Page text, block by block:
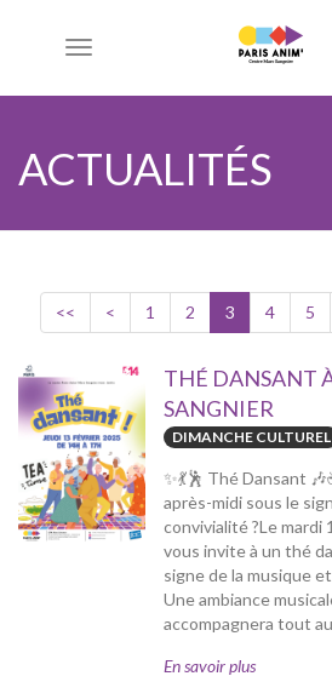
Toggle
ACTUALITÉS
<< < 1 2 3 4 5
THÉ DANSANT
SANGNIER
DIMANCHE CULTUREL
✨💃🕺 Thé Dansant
après-midi sous le
convivialité ?Le mardi
vous invite à un thé
signe de la musique
Une ambiance
accompagnera tout au
En savoir plus